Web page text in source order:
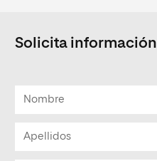
Solicita información